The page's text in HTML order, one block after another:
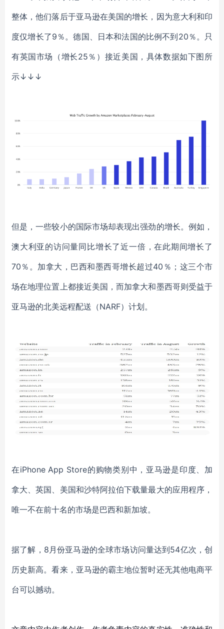
整体，他们落后于亚马逊在美国的增长，因为意大利和印
度仅增长了9％。德国
日本和法国的比例不到20％。只
有英国市场（增长25％）接近美国 ，具体数据如下图所
示↓↓↓
但是，一些较小的国际市场却表现出强劲的增长。例如，
澳大利亚的访问量同比增长了近一倍，在此期间增长了
70％。加拿大，巴西和墨西哥增长超过40％；这三个市
场在地理位置上都接近美国，而加拿大和墨西哥则受益于
亚马逊的北美远程配送（NARF）计划。
在iPhone App Store的购物类别中，亚马逊是印度
加
拿大 、英国 美国和沙特阿拉伯下载量最大的应用程序 ，
唯一不在前十名的市场是巴西和新加坡。
据了解， 8 月份亚马逊的全球市场访问量达到54亿次，创
历史新高。看来，亚马逊的霸主地位暂时还无其他电商平
台可以撼动。